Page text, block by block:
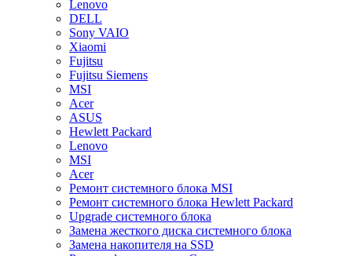
Lenovo
DELL
Sony VAIO
Xiaomi
Fujitsu
Fujitsu Siemens
MSI
Acer
ASUS
Hewlett Packard
Lenovo
MSI
Acer
Ремонт системного блока MSI
Ремонт системного блока Hewlett Packard
Upgrade системного блока
Замена жесткого диска системного блока
Замена накопителя на SSD